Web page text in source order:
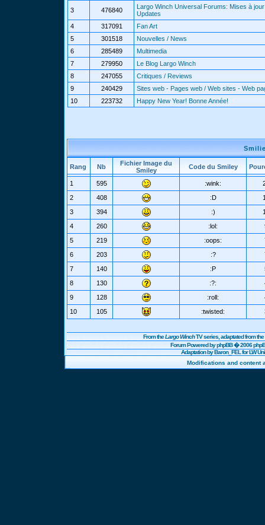
3 476840
Largo Winch Universal Forums: Mises à
Updates
4
317091
Fan Art
5
301518
Nouvelles / News
6
285489
Multimedia
7
279950
Le Blog Largo Winch
8
247055
Critiques / Reviews
9
240429
Sites web - Pages web / Web sites - Web
10
223732 Happy New Year! Bonne Année!
Rang Nb
Fichier Image du
Smiley
Code du Smiley
1 595 :wink:
2
408 :D
3
394 :)
4
260 :lol:
5
219 :oops:
6
203 :?
7
140 :P
8
130 :?:
9
128 :roll:
10
105 :twisted:
From theLargo WinchTV series, adaptated from
Forum Powered byphpBB� 2006
Adaptation by Baron_FEL for LW
Modifications and content